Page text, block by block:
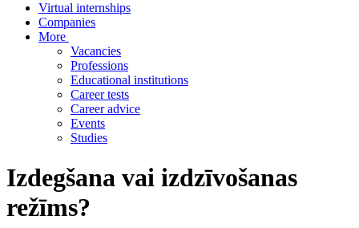
Virtual internships
Companies
More
Vacancies
Professions
Educational institutions
Career tests
Career advice
Events
Studies
Izdegšana vai izdzīvošanas
režīms?